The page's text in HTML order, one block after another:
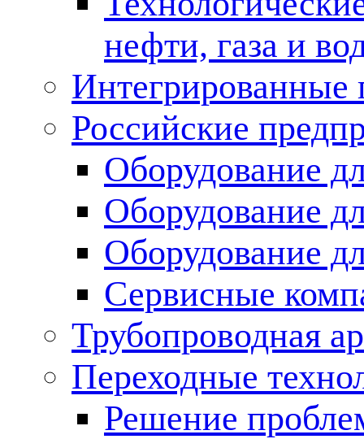
нефти, газа и
Российские
Оборудование
Оборудование
Оборудование
Сервисные
Трубопроводная
Переходные
Решение